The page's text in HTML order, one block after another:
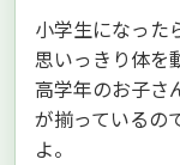
小学生になった
思いっきり体を
高学年のお子さ
が揃っているの
よ。